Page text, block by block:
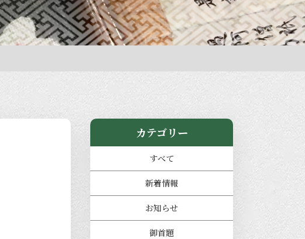
カテゴリー
すべて
新着情報
お知らせ
御首題